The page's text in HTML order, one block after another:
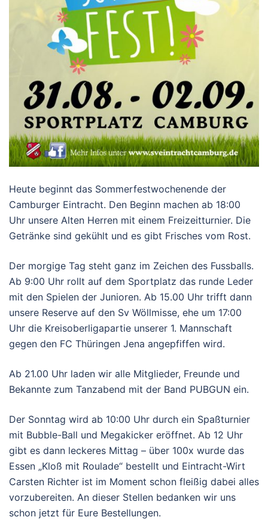
Heute beginnt das Sommerfestwochenende der
Camburger Eintracht. Den Beginn machen ab 18:00
Uhr unsere Alten Herren mit einem Freizeitturnier. Die
Getränke sind gekühlt und es gibt Frisches vom Rost.
Der morgige Tag steht ganz im Zeichen des Fussballs.
Ab 9:00 Uhr rollt auf dem Sportplatz das runde Leder
mit den Spielen der Junioren. Ab 15.00 Uhr trifft dann
unsere Reserve auf den Sv Wöllmisse, ehe um 17:00
Uhr die Kreisoberligapartie unserer 1. Mannschaft
gegen den FC Thüringen Jena angepfiffen wird.
Ab 21.00 Uhr laden wir alle Mitglieder, Freunde und
Bekannte zum Tanzabend mit der Band PUBGUN ein.
Der Sonntag wird ab 10:00 Uhr durch ein Spaßturnier
mit Bubble-Ball und Megakicker eröffnet. Ab 12 Uhr
gibt es dann leckeres Mittag – über 100x wurde das
Essen „Kloß mit Roulade“ bestellt und Eintracht-Wirt
Carsten Richter ist im Moment schon fleißig dabei alles
vorzubereiten. An dieser Stellen bedanken wir uns
schon jetzt für Eure Bestellungen.